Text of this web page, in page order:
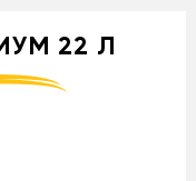
22 Л